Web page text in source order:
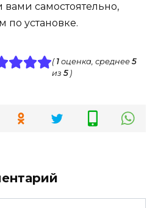
самостоятельно,
по установке.
( 1оценка, среднее 5
из 5)